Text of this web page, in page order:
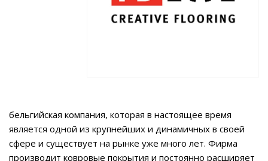
бельгийская компания, которая в настоящее время
является одной из крупнейших и динамичных в своей
сфере и существует на рынке уже много лет. Фирма
производит ковровые покрытия и постоянно расширяет